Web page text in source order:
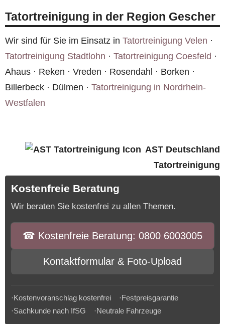
schnell und gründlich, damit die Räume wieder
bewohnbar werden.
Tatortreinigung in der Region Gescher
Wir sind für Sie im Einsatz in Tatortreinigung Velen ·
Tatortreinigung Stadtlohn · Tatortreinigung Coesfeld ·
Ahaus · Reken · Vreden · Rosendahl · Borken ·
Billerbeck · Dülmen · Tatortreinigung in Nordrhein-
Westfalen
AST Deutschland
Tatortreinigung
Kostenfreie Beratung
Wir beraten Sie kostenfrei zu allen Themen.
☎︎ Kostenfreie Beratung: 0800 6003005
Kontaktformular & Foto-Upload
·Kostenvoranschlag kostenfrei ·Festpreisgarantie
·Sachkunde nach IfSG ·Neutrale Fahrzeuge